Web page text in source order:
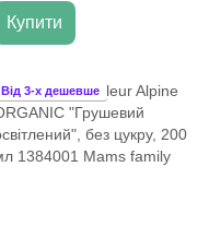
Купити
Від 3-х дешевше